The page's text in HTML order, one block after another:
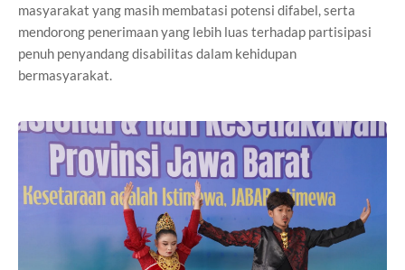
masyarakat yang masih membatasi potensi difabel, serta
mendorong penerimaan yang lebih luas terhadap partisipasi
penuh penyandang disabilitas dalam kehidupan
bermasyarakat.